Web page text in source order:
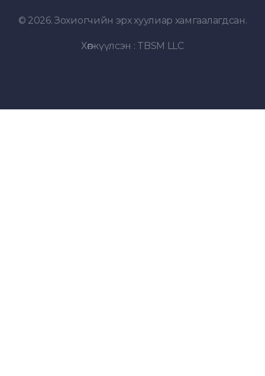
© 2026. Зохиогчийн эрх хуулиар хамгаалагдсан.
Хөгжүүлсэн : TBSM LLC